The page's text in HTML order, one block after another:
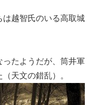
越智氏のいる高取城
たようだが、筒井軍
天文の錯乱）。